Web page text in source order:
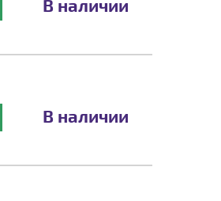
В наличии
В наличии